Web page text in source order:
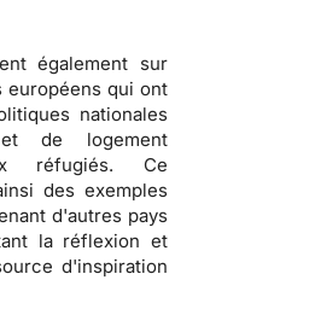
également sur
européens qui ont
nationales
et de logement
réfugiés. Ce
des exemples
d'autres pays
la réflexion et
d'inspiration